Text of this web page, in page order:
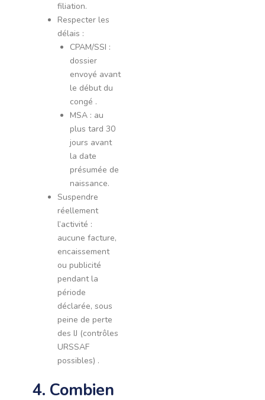
filiation.
Respecter les
délais :
CPAM/SSI :
dossier
envoyé avant
le début du
congé .
MSA : au
plus tard 30
jours avant
la date
présumée de
naissance.
Suspendre
réellement
l’activité :
aucune facture,
encaissement
ou publicité
pendant la
période
déclarée, sous
peine de perte
des IJ (contrôles
URSSAF
possibles) .
4. Combien